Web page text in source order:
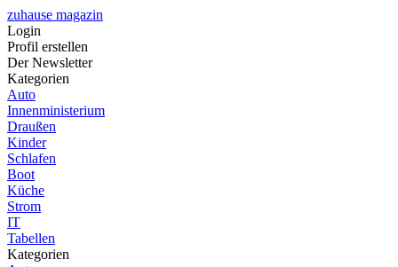
zuhause magazin
Login
Profil erstellen
Der Newsletter
Kategorien
Auto
Innenministerium
Draußen
Kinder
Schlafen
Boot
Küche
Strom
IT
Tabellen
Kategorien